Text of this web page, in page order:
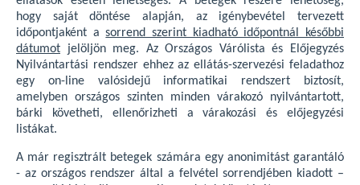
hogy saját döntése alapján, az igénybevétel tervezett
időpontjaként asorrend szerint kiadható időpontnál későbbi
dátumot jelöljön meg. Az Országos Várólista és Előjegyzés
Nyilvántartási rendszer ehhez az ellátás-szervezési feladathoz
egy on-line valósidejű informatikai rendszert biztosít,
amelyben országos szinten minden várakozó nyilvántartott,
bárki követheti, ellenőrizheti a várakozási és előjegyzési
listákat.
A már regisztrált betegek számára egy anonimitást garantáló
- az országos rendszer által a felvétel sorrendjében kiadott –